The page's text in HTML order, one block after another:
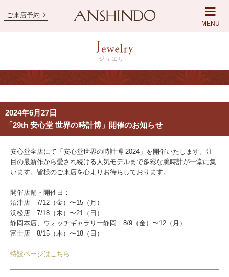
ご来店予約
MENU
2024年6月27日
「29th 安心堂 世界の時計博」開催のお知らせ
安心堂全店にて「安心堂世界の時計博 2024」を開催いたします。注
目の最新作から愛され続ける人気モデルまで多彩な腕時計が一堂に集
います。皆様のご来店を心よりお待ちしております。
開催店舗・開催日：
沼津店 7/12（金）〜15（月）
浜松店 7/18（木）〜21（日）
静岡本店、ウォッチギャラリー静岡 8/9（金）〜12（月）
富士店 8/15（木）〜18（日）
特設ページはこちら